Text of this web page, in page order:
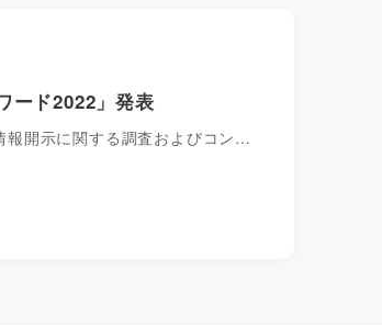
ード2022」発表
報開示に関する調査およびコン…